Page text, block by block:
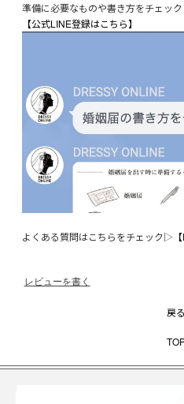
準備に必要なものや書き方をチェック
【公式LINE登録はこちら】
よくある質問はこちらをチェック▷
レビューを書く
戻る